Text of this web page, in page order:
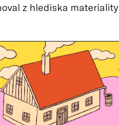
z hlediska materiality